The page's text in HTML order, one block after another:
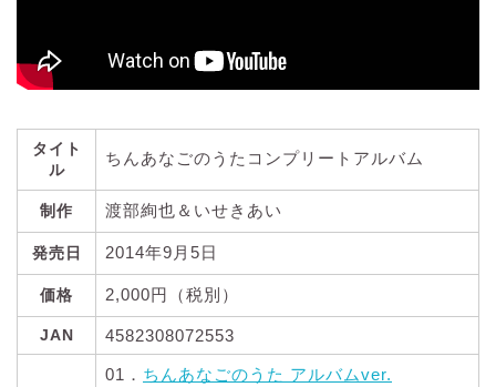
タイト
ル
ちんあなごのうたコンプリートアルバム
制作 渡部絢也＆いせきあい
発売日 2014年9月5日
価格 2,000円（税別）
JAN 4582308072553
01． ちんあなごのうた アルバムver.